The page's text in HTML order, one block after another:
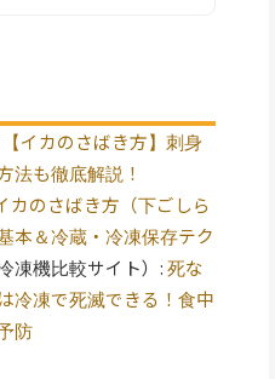
【イカのさばき方】刺身
法も徹底解説！
カのさばき方（下ごしら
本＆冷蔵・冷凍保存テク
凍機比較サイト）:死な
冷凍で死滅できる！食中
防